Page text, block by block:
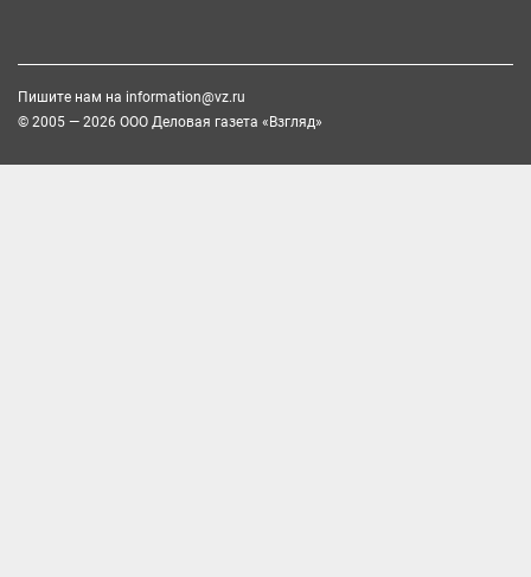
Пишите нам на information@vz.ru
© 2005 — 2026 ООО Деловая газета «Взгляд»